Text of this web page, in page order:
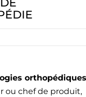
orthopédiques
ou chef de produit,